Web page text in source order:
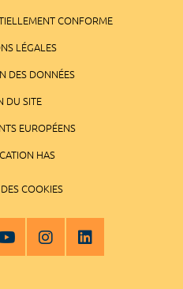
CONFORME
LÉGALES
DES DONNÉES
DU SITE
EUROPÉENS
HAS
COOKIES